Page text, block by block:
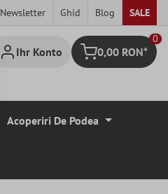
Newsletter Ghid Blog SALE
Ihr Konto Warenkorb
0
0,00 RON*
Acoperiri De Podea